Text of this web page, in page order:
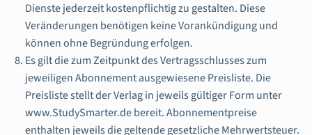
Dienste jederzeit kostenpflichtig zu gestalten. Diese
Veränderungen benötigen keine Vorankündigung und
können ohne Begründung erfolgen.
Es gilt die zum Zeitpunkt des Vertragsschlusses zum
jeweiligen Abonnement ausgewiesene Preisliste. Die
Preisliste stellt der Verlag in jeweils gültiger Form unter
www.StudySmarter.de bereit. Abonnementpreise
enthalten jeweils die geltende gesetzliche Mehrwertsteuer.